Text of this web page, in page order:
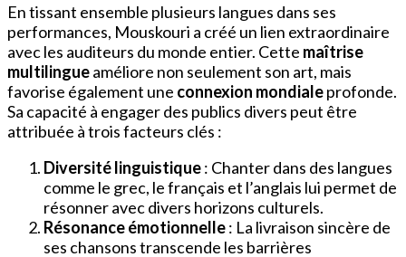
En tissant ensemble plusieurs langues dans ses
performances, Mouskouri a créé un lien extraordinaire
avec les auditeurs du monde entier. Cette maîtrise
multilingueaméliore non seulement son art, mais
favorise également une connexion mondialeprofonde.
Sa capacité à engager des publics divers peut être
attribuée à trois facteurs clés :
Diversité linguistique: Chanter dans des langues
comme le grec, le français et l’anglais lui permet de
résonner avec divers horizons culturels.
Résonance émotionnelle: La livraison sincère de
ses chansons transcende les barrières